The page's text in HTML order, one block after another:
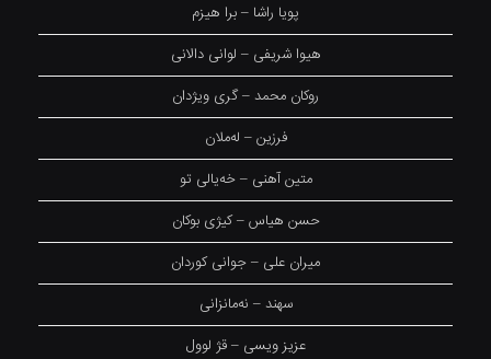
پویا راشا – برا هیزم
هیوا شریفی – لوانی دالانی
روکان محمد – گری ویژدان
فرزین – لەملان
متین آهنی – خەیالی تو
حسن هیاس – کیژی بوکان
میران علی – جوانی کوردان
سهند – نەمانزانی
عزیز ویسی – قژ لوول